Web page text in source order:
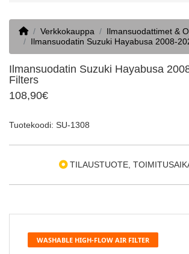
HomeVerkkokauppa Ilmansuodattimet &
Ilmansuodatin Suzuki Hayabusa 2008-
Ilmansuodatin Suzuki Hayabusa
Filters
108,90€
Tuotekoodi: SU-1308
TILAUSTUOTE,
WASHABLE HIGH-FLOW AIR FILTER